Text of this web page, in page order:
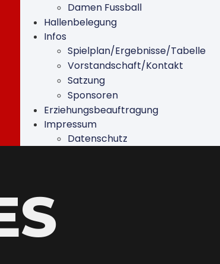
Damen Fussball
Hallenbelegung
Infos
Spielplan/Ergebnisse/Tabelle
Vorstandschaft/Kontakt
Satzung
Sponsoren
Erziehungsbeauftragung
Impressum
Datenschutz